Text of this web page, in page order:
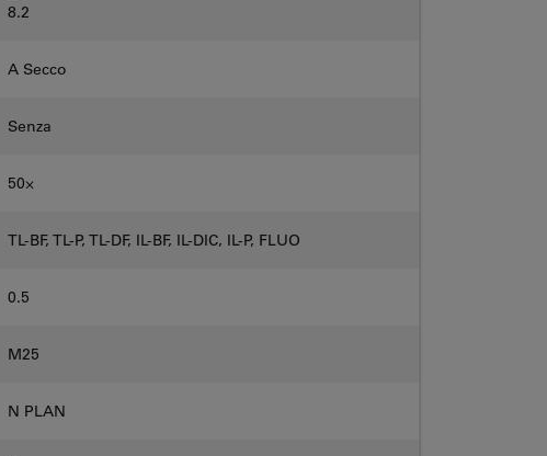
8.2
A Secco
Senza
50⨉
TL-BF, TL-P, TL-DF, IL-BF, IL-DIC, IL-P, FLUO
0.5
M25
N PLAN